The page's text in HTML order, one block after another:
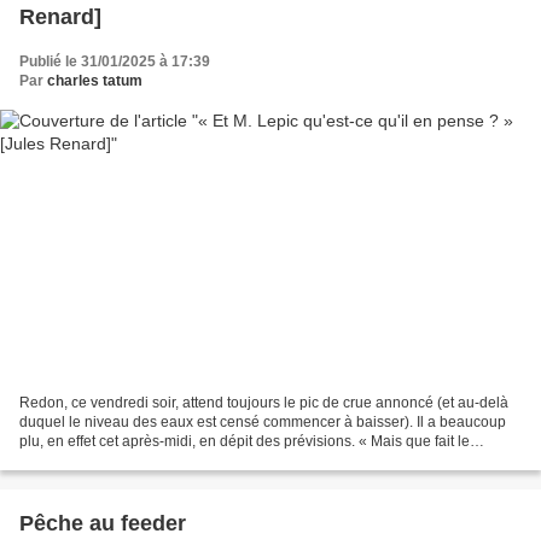
Renard]
Publié le 31/01/2025 à 17:39
Par charles tatum
Redon, ce vendredi soir, attend toujours le pic de crue annoncé (et au-delà
duquel le niveau des eaux est censé commencer à baisser). Il a beaucoup
plu, en effet cet après-midi, en dépit des prévisions. « Mais que fait le
Pêche au feeder